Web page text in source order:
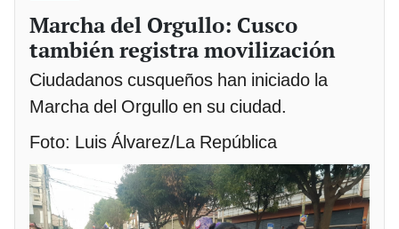
Marcha del Orgullo: Cusco
también registra movilización
Ciudadanos cusqueños han iniciado la
Marcha del Orgullo en su ciudad.
Foto: Luis Álvarez/La República